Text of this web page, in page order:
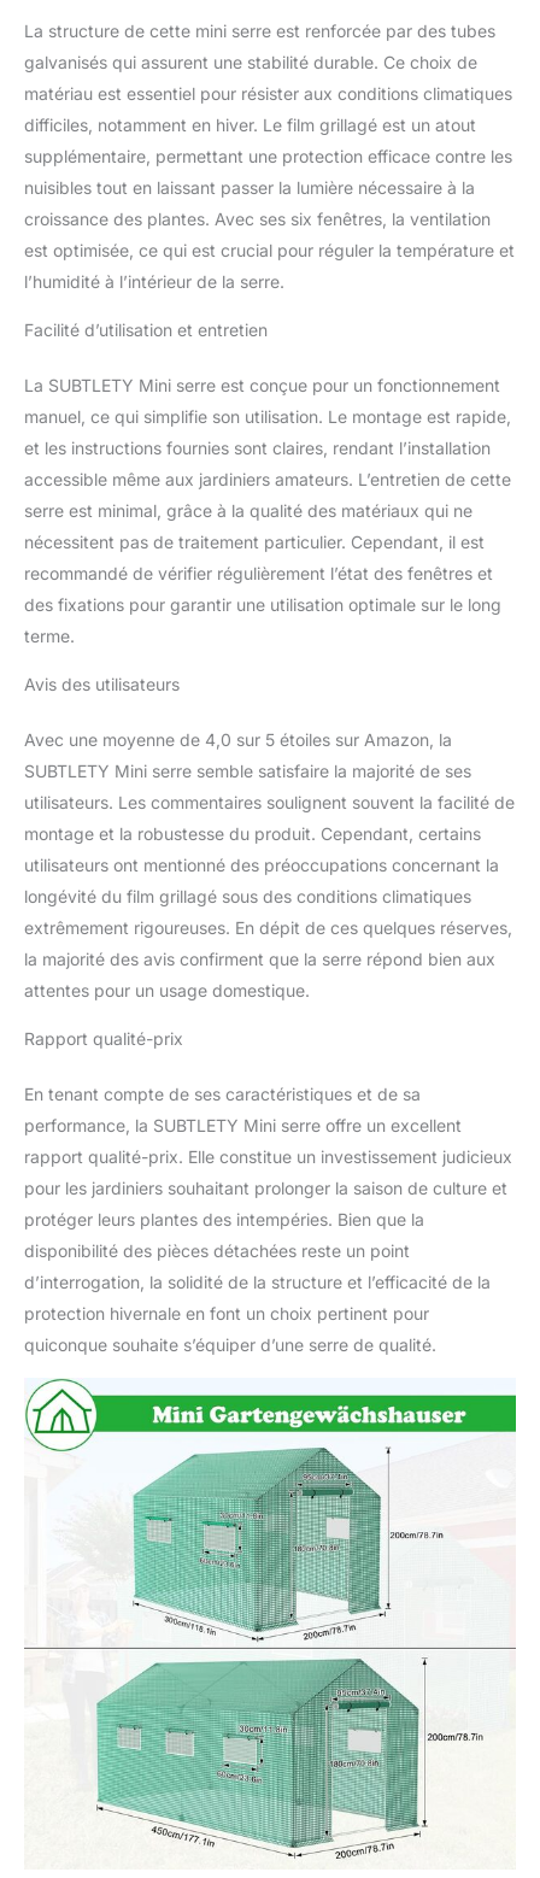
facilement et est plus
résistant. Maisons de
intempéries : les parois
de la serre sont
composées d'un film
composé d'un mélange
les avantages d'être
doux et léger, résistant
au soleil, imperméable et
design en maille du film
tout en empêchant les
parasites d'attaquer les
plantes. Installation facile
: le cadre de la maison de
fleurs isolée peut être
facilement installé avec
les connecteurs en
plastique fournis. En
recouvrant le cadre avec
un film isolant et en le
20 minutes. Tente
respirante : la serre à
tomates est équipée de
rideaux et de portes
zippées. Vous pouvez
ouvrir ou fermer les
fenêtres et les portes de
perméabilité à la lumière/
à l'air de la serre en
fonction des besoins de
La structure de cette mini serre est renforcée par des tubes
galvanisés qui assurent une stabilité durable. Ce choix de
matériau est essentiel pour résister aux conditions climatiques
difficiles, notamment en hiver. Le film grillagé est un atout
supplémentaire, permettant une protection efficace contre les
nuisibles tout en laissant passer la lumière nécessaire à la
croissance des plantes. Avec ses six fenêtres, la ventilation
est optimisée, ce qui est crucial pour réguler la température et
l’humidité à l’intérieur de la serre.
Facilité d’utilisation et entretien
La SUBTLETY Mini serre est conçue pour un fonctionnement
manuel, ce qui simplifie son utilisation. Le montage est rapide,
et les instructions fournies sont claires, rendant l’installation
accessible même aux jardiniers amateurs. L’entretien de cette
serre est minimal, grâce à la qualité des matériaux qui ne
nécessitent pas de traitement particulier. Cependant, il est
recommandé de vérifier régulièrement l’état des fenêtres et
des fixations pour garantir une utilisation optimale sur le long
terme.
Avis des utilisateurs
Avec une moyenne de 4,0 sur 5 étoiles sur Amazon, la
SUBTLETY Mini serre semble satisfaire la majorité de ses
utilisateurs. Les commentaires soulignent souvent la facilité de
montage et la robustesse du produit. Cependant, certains
utilisateurs ont mentionné des préoccupations concernant la
longévité du film grillagé sous des conditions climatiques
extrêmement rigoureuses. En dépit de ces quelques réserves,
la majorité des avis confirment que la serre répond bien aux
attentes pour un usage domestique.
Rapport qualité-prix
En tenant compte de ses caractéristiques et de sa
performance, la SUBTLETY Mini serre offre un excellent
rapport qualité-prix. Elle constitue un investissement judicieux
pour les jardiniers souhaitant prolonger la saison de culture et
protéger leurs plantes des intempéries. Bien que la
disponibilité des pièces détachées reste un point
d’interrogation, la solidité de la structure et l’efficacité de la
protection hivernale en font un choix pertinent pour
quiconque souhaite s’équiper d’une serre de qualité.